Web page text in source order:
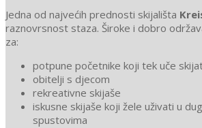
Jedna od najvećih prednosti skijališta
raznovrsnost staza. Široke i dobro
za:
potpune početnike koji tek uče
obitelji s djecom
rekreativne skijaše
iskusne skijaše koji žele uživati u
spustovima